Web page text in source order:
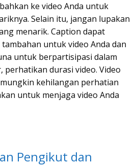
ke video Anda untuk
Selain itu, jangan lupakan
menarik. Caption dapat
untuk video Anda dan
untuk berpartisipasi dalam
perhatikan durasi video. Video
kehilangan perhatian
untuk menjaga video Anda
Pengikut dan